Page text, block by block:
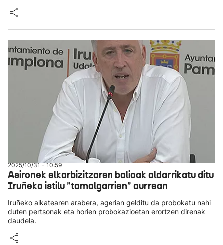
2025/10/31 - 10:59
Asironek elkarbizitzaren balioak aldarrikatu ditu
Iruñeko istilu "tamalgarrien" aurrean
Iruñeko alkatearen arabera, agerian gelditu da probokatu nahi
duten pertsonak eta horien probokazioetan erortzen direnak
daudela.